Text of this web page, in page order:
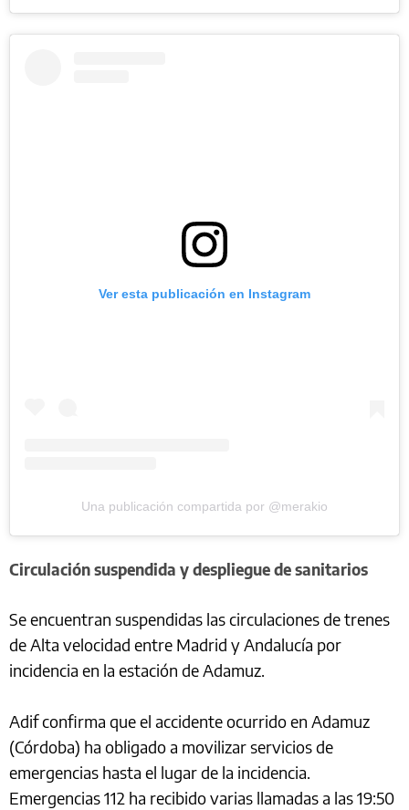
Ver esta publicación en Instagram
Una publicación compartida por @merakio
Circulación suspendida y despliegue de sanitarios
Se encuentran suspendidas las circulaciones de trenes
de Alta velocidad entre Madrid y Andalucía por
incidencia en la estación de Adamuz.
Adif confirma que el accidente ocurrido en Adamuz
(Córdoba) ha obligado a movilizar servicios de
emergencias hasta el lugar de la incidencia.
Emergencias 112 ha recibido varias llamadas a las 19:50